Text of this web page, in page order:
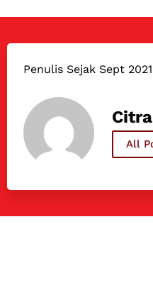
Penulis Sejak Sept 2021
All